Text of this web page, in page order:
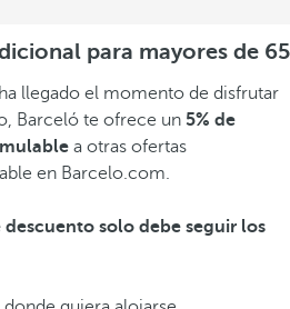
para mayores de 65
llegado el momento de disfrutar
Barceló te ofrece un 5% de
a otras ofertas
en Barcelo.com.
descuento solo debe seguir los